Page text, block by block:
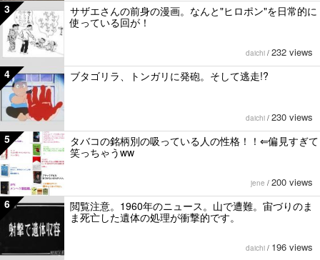
3
サザエさんの前身の漫画。なんと"ヒロポン"を日常的に
使っている回が！
daichi / 232 views
4 ブタゴリラ、トンガリに発砲。そして逃走!?
daichi / 230 views
5
タバコの銘柄別の吸っている人の性格！！⇐偏見すぎて
笑っちゃうww
jene / 200 views
6
閲覧注意。1960年のニュース。山で遭難。宙づりのま
ま死亡した遺体の処理が衝撃的です。
daichi / 196 views